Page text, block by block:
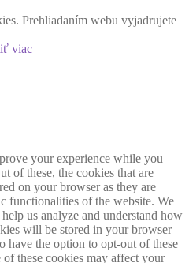
Prehliadaním webu vyjadrujete
viac
your experience while you
of these, the cookies that are
on your browser as they are
functionalities of the website. We
us analyze and understand how
will be stored in your browser
have the option to opt-out of these
these cookies may affect your